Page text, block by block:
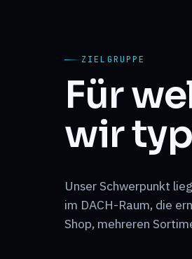
ZIELGRUPPE
Für
wir
Unser Schwerpunkt
im DACH-Raum, die
Shop, mehreren